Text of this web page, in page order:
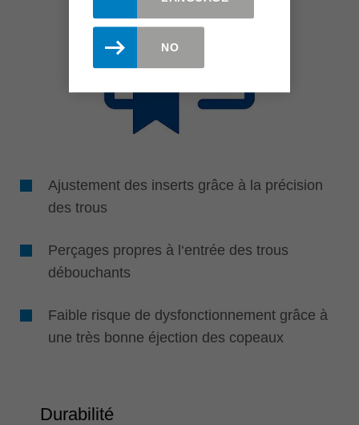
Ajustement des inserts grâce à la précision
des trous
Perçages propres à l‘entrée des trous
débouchants
Faible risque de dysfonctionnement grâce à
une très bonne éjection des copeaux
Durabilité
NO